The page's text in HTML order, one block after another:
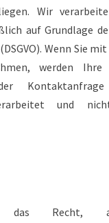
Wir
auf Grundlage
Wenn Sie
werden Ihre
und
das Recht,